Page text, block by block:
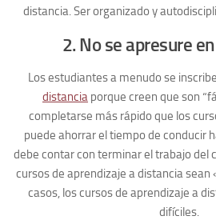
distancia. Ser organizado y
2. No se apresure
Los estudiantes a menudo se
distancia porque creen que son
completarse más rápido que los
puede ahorrar el tiempo de conducir
debe contar con terminar el trabajo del
cursos de aprendizaje a distancia sean
casos, los cursos de aprendizaje a
difíciles.